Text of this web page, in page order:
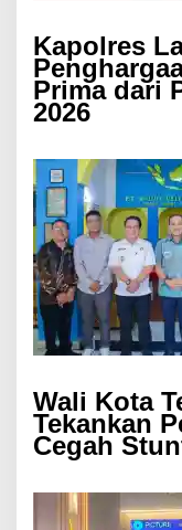
Kapolres
Prima dari
2026
Wali Kota
Tekankan
Cegah